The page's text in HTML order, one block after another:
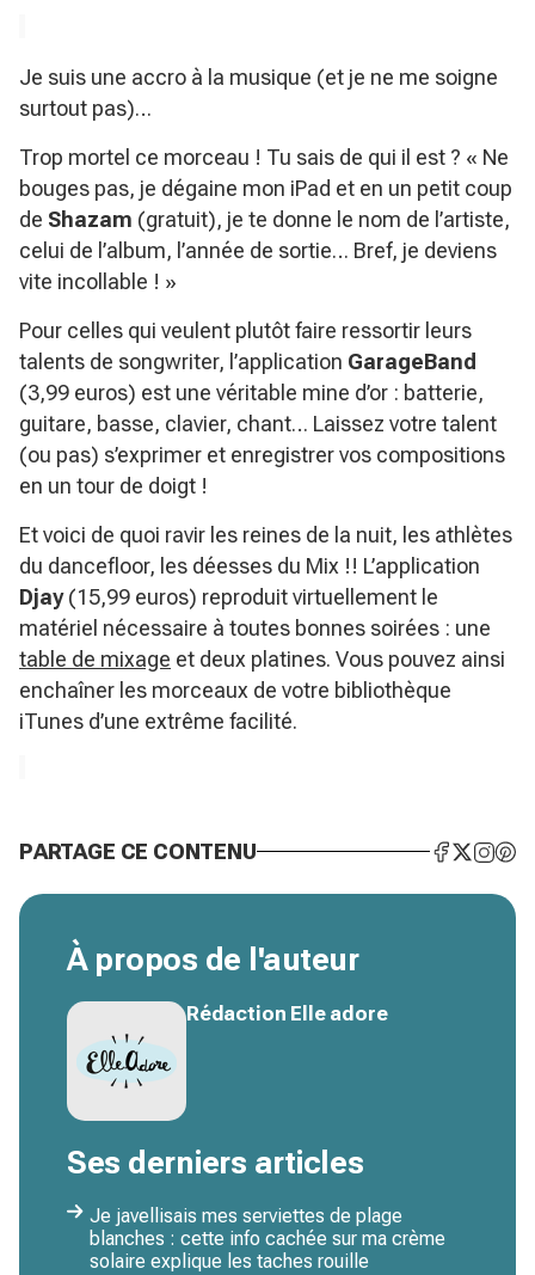
Je suis une accro à la musique (et je ne me soigne
surtout pas)…
Trop mortel ce morceau ! Tu sais de qui il est ? « Ne
bouges pas, je dégaine mon iPad et en un petit coup
de Shazam (gratuit), je te donne le nom de l’artiste,
celui de l’album, l’année de sortie… Bref, je deviens
vite incollable ! »
Pour celles qui veulent plutôt faire ressortir leurs
talents de songwriter, l’application GarageBand
(3,99 euros) est une véritable mine d’or : batterie,
guitare, basse, clavier, chant… Laissez votre talent
(ou pas) s’exprimer et enregistrer vos compositions
en un tour de doigt !
Et voici de quoi ravir les reines de la nuit, les athlètes
du dancefloor, les déesses du Mix !! L’application
Djay(15,99 euros) reproduit virtuellement le
matériel nécessaire à toutes bonnes soirées : une
table de mixage et deux platines. Vous pouvez ainsi
enchaîner les morceaux de votre bibliothèque
iTunes d’une extrême facilité.
PARTAGE CE CONTENU
À propos de l'auteur
Rédaction Elle adore
Ses derniers articles
Je javellisais mes serviettes de plage
blanches : cette info cachée sur ma crème
solaire explique les taches rouille